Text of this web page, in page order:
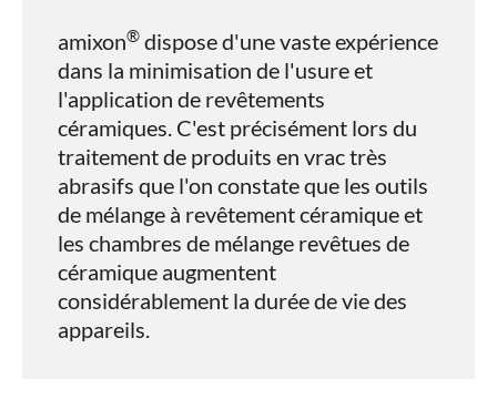
amixon® dispose d'une vaste expérience
dans la minimisation de l'usure et
l'application de revêtements
céramiques. C'est précisément lors du
traitement de produits en vrac très
abrasifs que l'on constate que les outils
de mélange à revêtement céramique et
les chambres de mélange revêtues de
céramique augmentent
considérablement la durée de vie des
appareils.